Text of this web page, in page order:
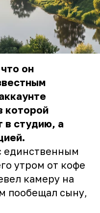
он
которой
в студию, а
единственным
утром от кофе
камеру на
пообещал сыну,